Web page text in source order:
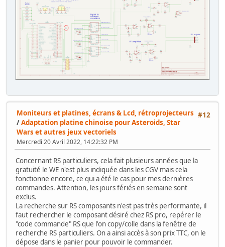
#12
Moniteurs et platines, écrans & Lcd, rétroprojecteurs
/Adaptation platine chinoise pour Asteroids, Star
Wars et autres jeux vectoriels
Mercredi 20 Avril 2022, 14:22:32 PM
Concernant RS particuliers, cela fait plusieurs années que la
gratuité le WE n'est plus indiquée dans les CGV mais cela
fonctionne encore, ce qui a été le cas pour mes dernières
commandes. Attention, les jours fériés en semaine sont
exclus.
La recherche sur RS composants n'est pas très performante, il
faut rechercher le composant désiré chez RS pro, repérer le
"code commande" RS que l'on copy/colle dans la fenêtre de
recherche RS particuliers. On a ainsi accès à son prix TTC, on le
dépose dans le panier pour pouvoir le commander.